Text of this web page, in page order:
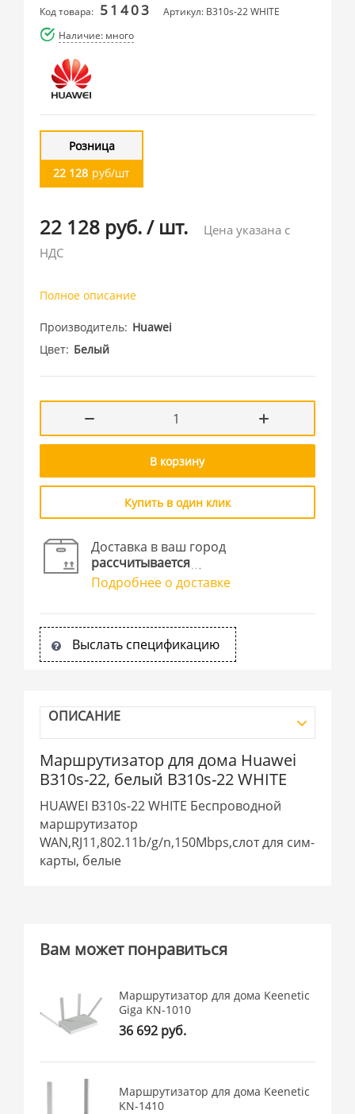
Код товара: 51403
Артикул: B310s-22 WHITE
Наличие: много
Розница
22 128 руб/шт
22 128 руб./ шт.
Цена указана с
НДС
Полное описание
Производитель Huawei
Цвет Белый
В корзину
Купить в один клик
Доставка в ваш город
рассчитывается
Подробнее о доставке
Выслать спецификацию
ОПИСАНИЕ
Маршрутизатор для дома Huawei
B310s-22, белый B310s-22 WHITE
HUAWEI B310s-22 WHITE Беспроводной
маршрутизатор
WAN,RJ11,802.11b/g/n,150Mbps,слот для сим-
карты, белые
Вам может понравиться
Маршрутизатор для дома Keenetic
Giga KN-1010
36 692 руб.
Маршрутизатор для дома Keenetic
KN-1410